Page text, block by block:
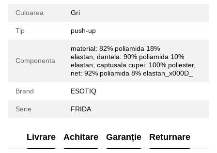
Culoarea Gri
Tip push-up
Componenta
material: 82% poliamida 18%
elastan, dantela: 90% poliamida 10%
elastan, captusala cupei: 100% poliester,
net: 92% poliamida 8% elastan_x000D_
Brand ESOTIQ
Serie FRIDA
Livrare Achitare Garanție Returnare